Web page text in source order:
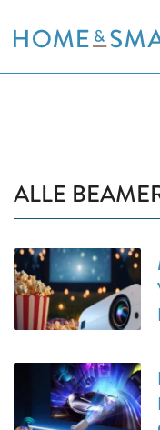
to
ALLE